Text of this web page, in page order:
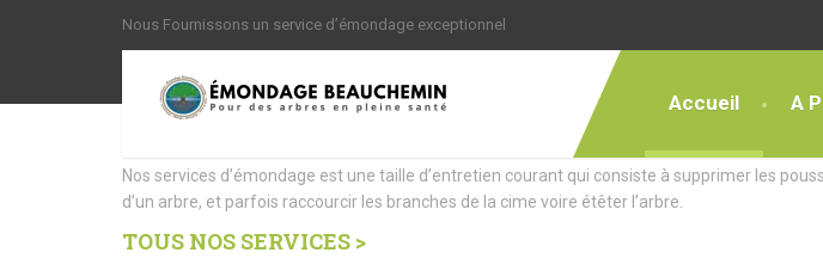
Nous Fournissons un service d’émondage exceptionnel
Accueil A
Nous offrons des Services Exceptionnels
Nos services d’émondage est une taille d’entretien courant qui consiste à supprimer les
d’un arbre, et parfois raccourcir les branches de la cime voire étêter l’arbre.
TOUS NOS SERVICES >